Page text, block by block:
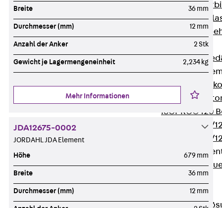
Zurück
Wärmedämmung
Zurück
Zurück
ISOPRO®
ISOPRO® 120
ISOPRO® 80/
ISOPRO® 80/
Zurück
ISOMUR®
Digitale Lösungen
Digitale
Breite 36 mm
Durchmesser (mm) 12 mm
Anzahl der Anker 2 Stk
Gewicht je Lagermengeneinheit 2,234 kg
Mehr Informationen
JDA12675-0002
JORDAHL JDA Element
Höhe 679 mm
Breite 36 mm
Durchmesser (mm) 12 mm